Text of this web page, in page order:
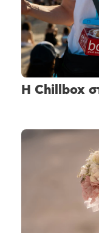
H Chillbox